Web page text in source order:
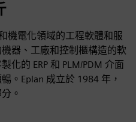
機電化領域的工程軟體和服
器、工廠和控制櫃構造的軟
化的 ERP 和 PLM/PDM 介面
。Eplan 成立於 1984 年，
。